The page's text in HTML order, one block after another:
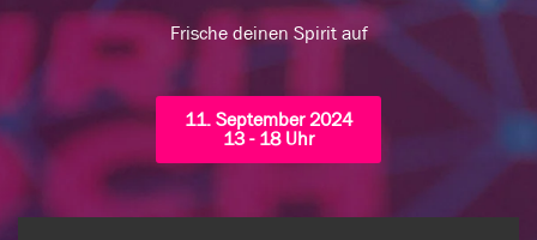
Frische deinen Spirit auf
11. September 2024
13 - 18 Uhr